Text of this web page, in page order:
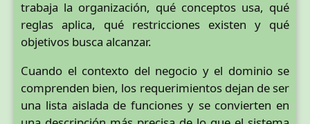
trabaja la organización, qué conceptos usa, qué
reglas aplica, qué restricciones existen y qué
objetivos busca alcanzar.
Cuando el contexto del negocio y el dominio se
comprenden bien, los requerimientos dejan de ser
una lista aislada de funciones y se convierten en